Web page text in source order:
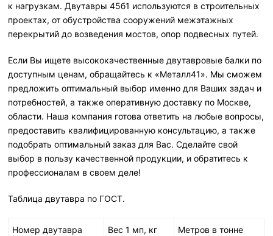
к нагрузкам. Двутавры 45б1 используются в строительных
проектах, от обустройства сооружений межэтажных
перекрытий до возведения мостов, опор подвесных путей.
Если Вы ищете высококачественные двутавровые балки по
доступным ценам, обращайтесь к «Металл41». Мы сможем
предложить оптимальный выбор именно для Ваших задач и
потребностей, а также оперативную доставку по Москве,
области. Наша компания готова ответить на любые вопросы,
предоставить квалифицированную консультацию, а также
подобрать оптимальный заказ для Вас. Сделайте свой
выбор в пользу качественной продукции, и обратитесь к
профессионалам в своем деле!
Таблица двутавра по ГОСТ.
Номер двутавра Вес 1 мп, кг Метров в тонне